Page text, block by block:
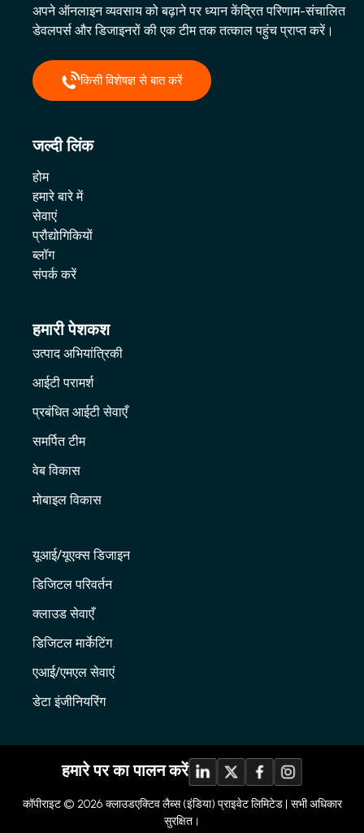
अपने ऑनलाइन व्यवसाय को बढ़ाने पर ध्यान केंद्रित परिणाम-संचालित
डेवलपर्स और डिजाइनरों की एक टीम तक तत्काल पहुंच प्राप्त करें।
किसी विशेषज्ञ से बात करें
जल्दी लिंक
होम
हमारे बारे में
सेवाएं
प्रौद्योगिकियों
ब्लॉग
संपर्क करें
हमारी पेशकश
उत्पाद अभियांत्रिकी
आईटी परामर्श
प्रबंधित आईटी सेवाएँ
समर्पित टीम
वेब विकास
मोबाइल विकास
यूआई/यूएक्स डिजाइन
डिजिटल परिवर्तन
क्लाउड सेवाएँ
डिजिटल मार्केटिंग
एआई/एमएल सेवाएं
डेटा इंजीनियरिंग
हमारे पर का पालन करें
कॉपीराइट © 2026 क्लाउडएक्टिव लैब्स (इंडिया) प्राइवेट लिमिटेड | सभी अधिकार
सुरक्षित।